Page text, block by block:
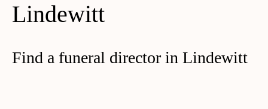
Lindewitt
Find a funeral director in Lindewitt